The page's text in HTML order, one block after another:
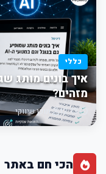
כללי
מזהים?
12:13 תוכן שיווקי
הכי חם באתר